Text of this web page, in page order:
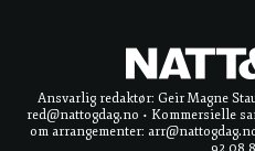
Ansvarlig redaktør: Geir Magne
red@nattogdag.no • Kommersielle
om arrangementer: